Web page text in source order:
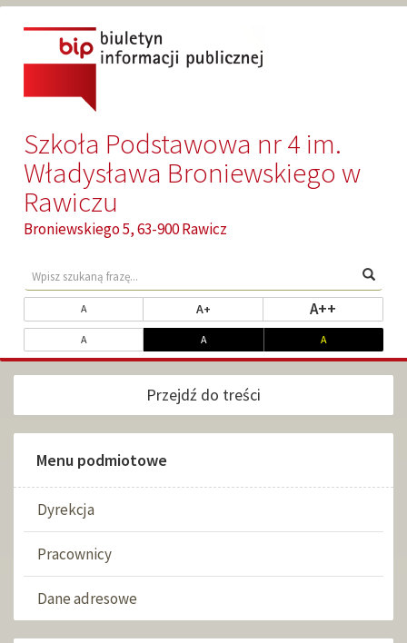
treści
wyszukiwarki
Szkoła Podstawowa nr 4 im.
Władysława Broniewskiego w
Rawiczu
Broniewskiego 5, 63-900 Rawicz
Wyszukaj
na
rozmiar
Austaw standardowy rozmiar tekstu
A+ustaw powiększony rozmiar
A++
kontrast
Austaw kontrast standardowy
Austaw kontrast biały na czarnym
Austaw kontrast
Przejdź do treści
Menu podmiotowe
Dyrekcja
Pracownicy
Dane adresowe